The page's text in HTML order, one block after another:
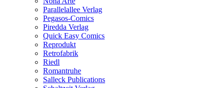
Parallelallee Verlag
Pegasos-Comics
Piredda Verlag
Quick Easy Comics
Reprodukt
Retrofabrik
Riedl
Romantruhe
Salleck Publications